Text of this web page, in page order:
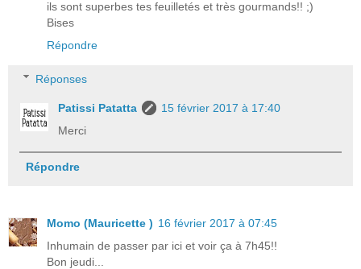
ils sont superbes tes feuilletés et très gourmands!! ;)
Bises
Répondre
Réponses
Patissi Patatta
15 février 2017 à 17:40
Merci
Répondre
Momo (Mauricette ) 16 février 2017 à 07:45
Inhumain de passer par ici et voir ça à 7h45!!
Bon jeudi...